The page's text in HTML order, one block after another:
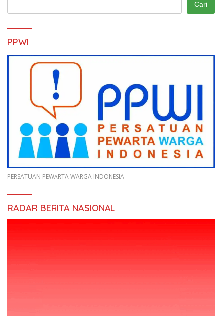
Cari
PPWI
PERSATUAN PEWARTA WARGA INDONESIA
RADAR BERITA NASIONAL